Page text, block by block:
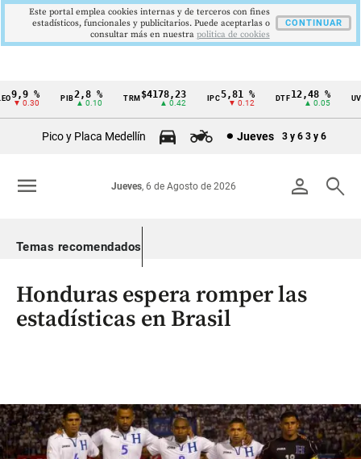
Cintillo
Colombia
%
▼ 0.30
2,8 %
▲ 0.10
TRM$4178,23
▲ 0.42
5,81 %
▼ 0.12
DTF12,48 %
▲ 0.05
UVR
Pico y Placa Medellín Jueves 3 y 6 3 y 6
person search
Jueves, 6 de Agosto de 2026
menu
Temas recomendados
Honduras espera romper las
estadísticas en Brasil
Este portal emplea cookies internas y de terceros con fines
estadísticos, funcionales y publicitarios. Puede aceptarlas o
consultar más en nuestra politica de cookies
CONTINUAR